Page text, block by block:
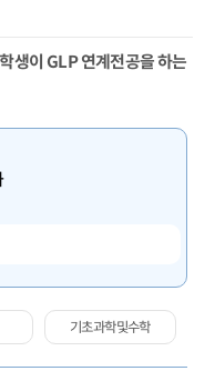
생이 GLP 연계전공을 하는
기초과학및수학